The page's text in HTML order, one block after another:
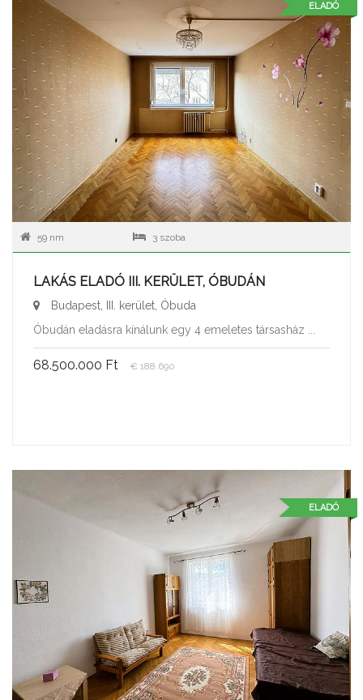
ELADÓ
59 nm 3 szoba
LAKÁS ELADÓ III. KERÜLET, ÓBUDÁN
Budapest, III. kerület, Óbuda
Óbudán eladásra kínálunk egy 4 emeletes társasház ...
68.500.000 Ft € 188.690
ELADÓ